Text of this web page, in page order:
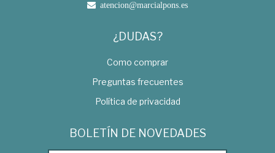
atencion@marcialpons.es
¿DUDAS?
Como comprar
Preguntas frecuentes
Política de privacidad
BOLETÍN DE NOVEDADES